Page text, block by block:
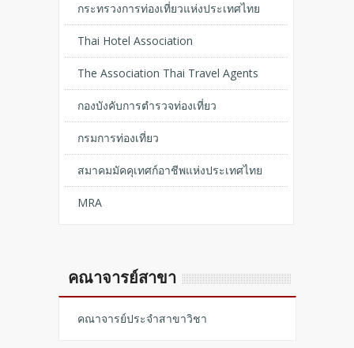
กระทรวงการท่องเที่ยวแห่งประเทศไทย
Thai Hotel Association
The Association Thai Travel Agents
กองบังคับการตำรวจท่องเที่ยว
กรมการท่องเที่ยว
สมาคมมัคคุเทศก์อาชีพแห่งประเทศไทย
MRA
คณาจารย์สาขา
คณาจารย์ประจำสาขาวิชา